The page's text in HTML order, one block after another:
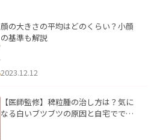
顔の大きさの平均はどのくらい？小顔
の基準も解説
2023.12.12
【医師監修】稗粒腫の治し方は？気に
なる白いブツブツの原因と自宅ででき